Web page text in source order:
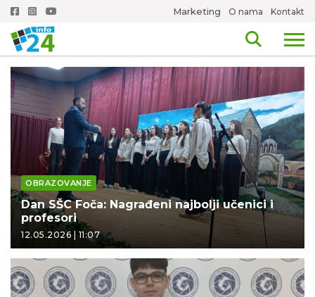
Marketing O nama Kontakt
OBRAZOVANJE
Dan SŠC Foča: Nagrađeni najbolji učenici i
profesori
12.05.2026 | 11:07